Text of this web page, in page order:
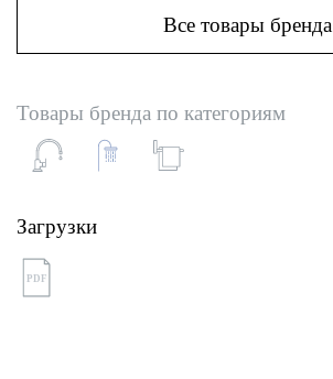
Все товары бренда
Товары бренда по категориям
Загрузки
PDF